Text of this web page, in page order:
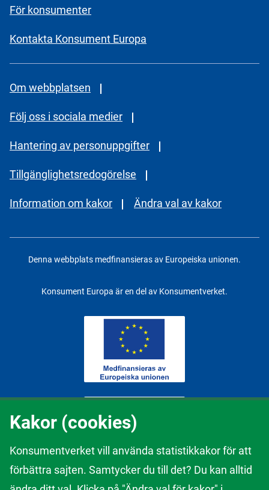
Kakor (cookies)
Konsumentverket vill använda statistikkakor för att
förbättra sajten. Samtycker du till det? Du kan alltid
För konsumenter
Kontakta Konsument Europa
Om webbplatsen
Följ oss i sociala medier
Hantering av personuppgifter
Tillgänglighetsredogörelse
Information om kakor Ändra val av kakor
Denna webbplats medfinansieras av Europeiska unionen.
Konsument Europa är en del av Konsumentverket.
Innehållet på webbplatsen kan inte anses återspegla åsikter av